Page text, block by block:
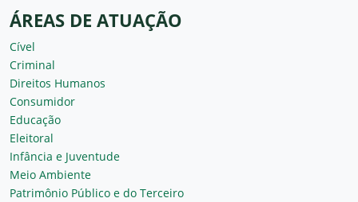
ÁREAS DE ATUAÇÃO
Cível
Criminal
Direitos Humanos
Consumidor
Educação
Eleitoral
Infância e Juventude
Meio Ambiente
Patrimônio Público e do Terceiro